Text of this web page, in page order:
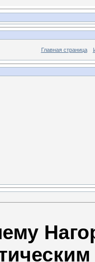
Главная страница